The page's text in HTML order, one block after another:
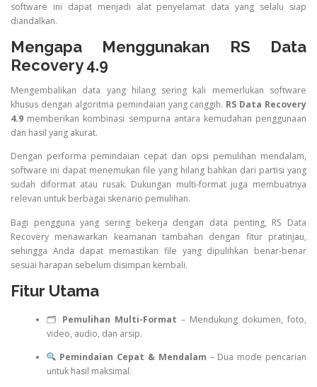
software ini dapat menjadi alat penyelamat data yang selalu siap
diandalkan.
Mengapa Menggunakan RS Data
Recovery 4.9
Mengembalikan data yang hilang sering kali memerlukan software
khusus dengan algoritma pemindaian yang canggih. RS Data Recovery
4.9 memberikan kombinasi sempurna antara kemudahan penggunaan
dan hasil yang akurat.
Dengan performa pemindaian cepat dan opsi pemulihan mendalam,
software ini dapat menemukan file yang hilang bahkan dari partisi yang
sudah diformat atau rusak. Dukungan multi-format juga membuatnya
relevan untuk berbagai skenario pemulihan.
Bagi pengguna yang sering bekerja dengan data penting, RS Data
Recovery menawarkan keamanan tambahan dengan fitur pratinjau,
sehingga Anda dapat memastikan file yang dipulihkan benar-benar
sesuai harapan sebelum disimpan kembali.
Fitur Utama
🗂 Pemulihan Multi-Format – Mendukung dokumen, foto,
video, audio, dan arsip.
Pemindaian Cepat & Mendalam – Dua mode pencarian
untuk hasil maksimal.